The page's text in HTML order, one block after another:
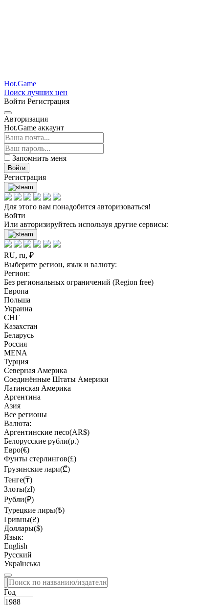
Hot.Game
Поиск лучших цен
Войти Регистрация
Авторизация
Hot.Game аккаунт
Запомнить меня
Войти
Регистрация
Для этого вам понадобится авторизоваться!
Войти
Или авторизируйтесь используя другие сервисы:
RU, ru, ₽
Выберите регион, язык и валюту:
Регион:
Без региональных ограничений (Region free)
Европа
Польша
Украина
СНГ
Казахстан
Беларусь
Россия
MENA
Турция
Северная Америка
Соединённые Штаты Америки
Латинская Америка
Аргентина
Азия
Все регионы
Валюта:
Аргентинские песо(AR$)
Белорусские рубли(р.)
Евро(€)
Фунты стерлингов(£)
Грузинские лари(₾)
Тенге(₸)
Злоты(zł)
Рубли(₽)
Турецкие лиры(₺)
Гривны(₴)
Доллары($)
Язык:
English
Русский
Українська
Год